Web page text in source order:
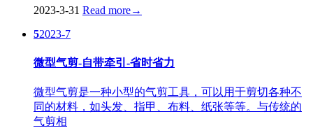
2023-3-31 Read more→
52023-7
微型气剪-自带牵引-省时省力
微型气剪是一种小型的气剪工具，可以用于剪切各种不
同的材料，如头发、指甲、布料、纸张等等。与传统的
气剪相